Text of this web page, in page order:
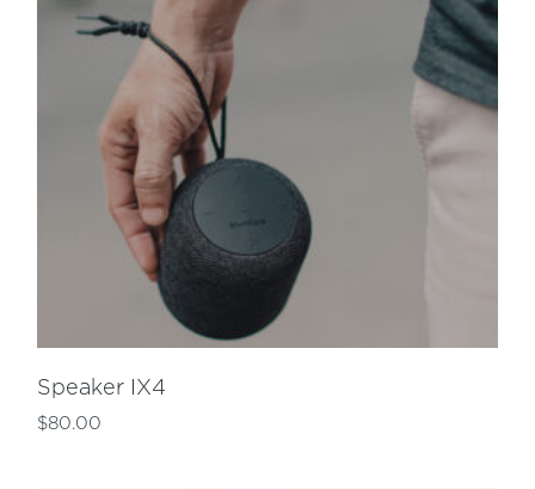
Speaker IX4
$80.00